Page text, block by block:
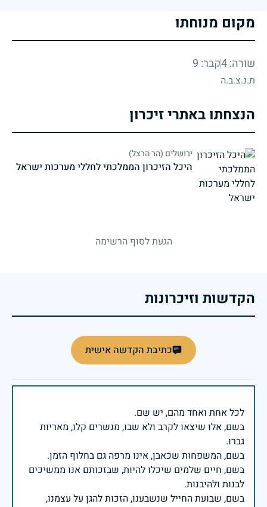
מקום מנוחתו
שורה: 4 קבר: 9
ת.נ.צ.ב.ה
הנצחתו באתרי זיכרון
ירושלים (הר הרצל)
היכל הזיכרון הממלכתי לחללי מערכות ישראל
הגעת לסוף הרשימה
הקדשות וזיכרונות
כתיבת הקדשה אישית
בשם, אלו שיצאו לקרב ולא שבו, מנשרים קלו, מאריות
בשם, חיים שלמים שיכלו להיות, שבזכותם אנו ממשיכים
בשם, שבועת החייל שנשבענו, הזכות להגן על עצמנו,